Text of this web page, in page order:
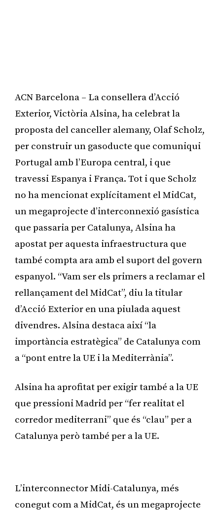
ACN Barcelona – La consellera d’Acció
Exterior, Victòria Alsina, ha celebrat la
proposta del canceller alemany, Olaf Scholz,
per construir un gasoducte que comuniqui
Portugal amb l’Europa central, i que
travessi Espanya i França. Tot i que Scholz
no ha mencionat explícitament el MidCat,
un megaprojecte d’interconnexió gasística
que passaria per Catalunya, Alsina ha
apostat per aquesta infraestructura que
també compta ara amb el suport del govern
espanyol. “Vam ser els primers a reclamar el
rellançament del MidCat”, diu la titular
d’Acció Exterior en una piulada aquest
divendres. Alsina destaca així “la
importància estratègica” de Catalunya com
a “pont entre la UE i la Mediterrània”.
Alsina ha aprofitat per exigir també a la UE
que pressioni Madrid per “fer realitat el
corredor mediterrani” que és “clau” per a
Catalunya però també per a la UE.
L’interconnector Midi-Catalunya, més
conegut com a MidCat, és un megaprojecte